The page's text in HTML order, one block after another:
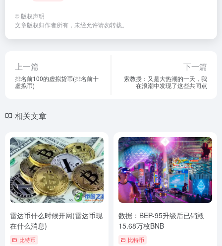
© 版权声明
文章版权归作者所有，未经允许请勿转载。
上一篇
排名前100的虚拟货币(排名前十
虚拟币)
下一篇
索教授：又是大热潮的一天，我
在浪潮中发现了这些共同点
相关文章
雷达币什么时候开网(雷达币现
在什么消息)
比特币
数据：BEP-95升级后已销毁
15.68万枚BNB
比特币